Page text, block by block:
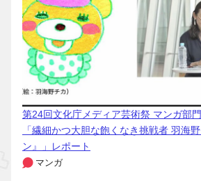
第24回文化庁メディア芸術祭 マンガ部
「繊細かつ大胆な飽くなき挑戦者 羽海
ン』」レポート
マンガ